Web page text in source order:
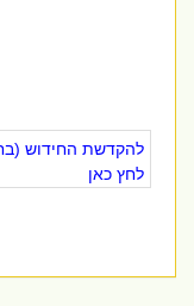
להקדשת החידוש
לחץ כאן